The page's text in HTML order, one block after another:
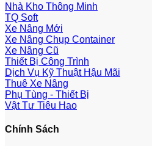
Nhà Kho Thông Minh
TQ Soft
Xe Nâng Mới
Xe Nâng Chụp Container
Xe Nâng Cũ
Thiết Bị Công Trình
Dịch Vụ Kỹ Thuật Hậu Mãi
Thuê Xe Nâng
Phụ Tùng - Thiết Bị
Vật Tư Tiêu Hao
Chính Sách